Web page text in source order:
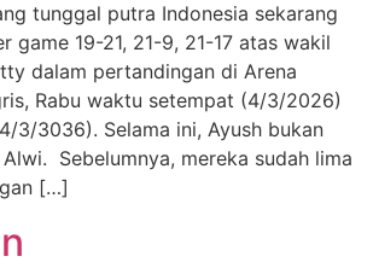
tunggal putra Indonesia sekarang
game 19-21, 21-9, 21-17 atas wakil
dalam pertandingan di Arena
Rabu waktu setempat (4/3/2026)
3/3036). Selama ini, Ayush bukan
Sebelumnya, mereka sudah lima
[…]